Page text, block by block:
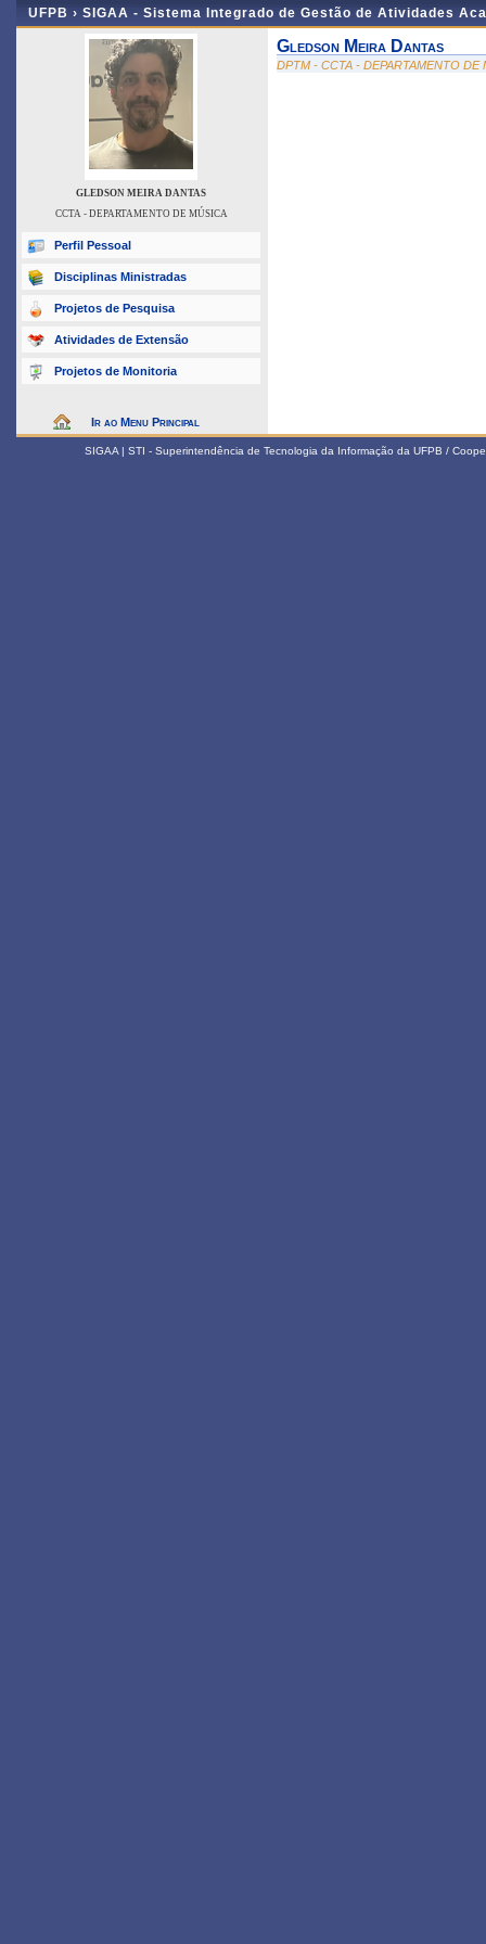
UFPB › SIGAA - Sistema Integrado de Gestão de Atividades
GLEDSON MEIRA DANTAS
CCTA - DEPARTAMENTO DE MÚSICA
Perfil Pessoal
Disciplinas Ministradas
Projetos de Pesquisa
Atividades de Extensão
Projetos de Monitoria
Ir ao Menu Principal
Gledson Meira Dantas
DPTM - CCTA - DEPARTAMENTO DE
SIGAA | STI - Superintendência de Tecnologia da Informação da UFPB /